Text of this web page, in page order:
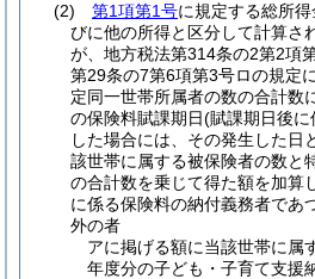
(2)
第1項第1号に規定する総所
びに他の所得と区分して計算さ
が、地方税法第314条の2第2項
第29条の7第6項第3号ロの規定
定同一世帯所属者の数の合計数
の保険料賦課期日(賦課期日後に
した場合には、その発生した日
該世帯に属する被保険者の数と
の合計数を乗じて得た額を加算
に係る保険料の納付義務者であ
外の者
アに掲げる額に当該世帯に属
年度分の子ども・子育て支援